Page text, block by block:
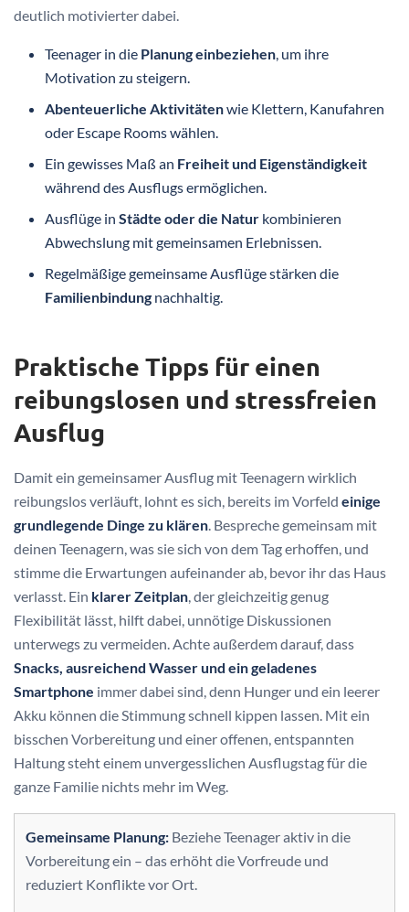
deutlich motivierter dabei.
Teenager in die Planung einbeziehen, um ihre
Motivation zu steigern.
Abenteuerliche Aktivitätenwie Klettern, Kanufahren
oder Escape Rooms wählen.
Ein gewisses Maß an Freiheit und Eigenständigkeit
während des Ausflugs ermöglichen.
Ausflüge inStädte oder die Natur kombinieren
Abwechslung mit gemeinsamen Erlebnissen.
Regelmäßige gemeinsame Ausflüge stärken die
Familienbindung nachhaltig.
Praktische Tipps für einen
reibungslosen und stressfreien
Ausflug
Damit ein gemeinsamer Ausflug mit Teenagern wirklich
reibungslos verläuft, lohnt es sich, bereits im Vorfeld einige
grundlegende Dinge zu klären . Bespreche gemeinsam mit
deinen Teenagern, was sie sich von dem Tag erhoffen, und
stimme die Erwartungen aufeinander ab, bevor ihr das Haus
verlasst. Ein klarer Zeitplan , der gleichzeitig genug
Flexibilität lässt, hilft dabei, unnötige Diskussionen
unterwegs zu vermeiden. Achte außerdem darauf, dass
Snacks, ausreichend Wasser und ein geladenes
Smartphone immer dabei sind, denn Hunger und ein leerer
Akku können die Stimmung schnell kippen lassen. Mit ein
bisschen Vorbereitung und einer offenen, entspannten
Haltung steht einem unvergesslichen Ausflugstag für die
ganze Familie nichts mehr im Weg.
Gemeinsame Planung: Beziehe Teenager aktiv in die
Vorbereitung ein – das erhöht die Vorfreude und
reduziert Konflikte vor Ort.